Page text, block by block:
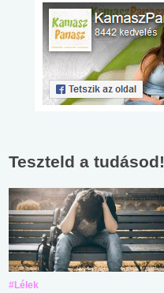
Teszteld a tudásod!
#Lélek